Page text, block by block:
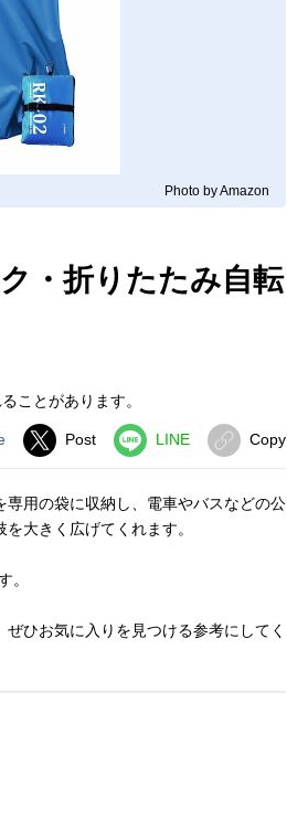
Photo by Amazon
・折りたたみ自転
ことがあります。
Post LINE Copy
専用の袋に収納し、電車やバスなどの公
大きく広げてくれます。
。
ひお気に入りを見つける参考にしてく